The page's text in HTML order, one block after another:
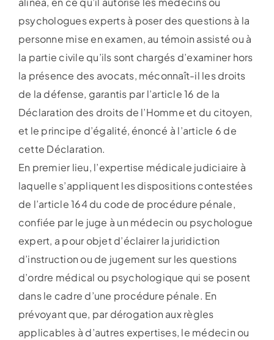
psychologues experts à poser des questions à la
personne mise en examen, au témoin assisté ou à
la partie civile qu’ils sont chargés d’examiner hors
la présence des avocats, méconnaît-il les droits
de la défense, garantis par l’article 16 de la
Déclaration des droits de l’Homme et du citoyen,
et le principe d’égalité, énoncé à l’article 6 de
cette Déclaration.
En premier lieu, l’expertise médicale judiciaire à
laquelle s’appliquent les dispositions contestées
de l’article 164 du code de procédure pénale,
confiée par le juge à un médecin ou psychologue
expert, a pour objet d’éclairer la juridiction
d’instruction ou de jugement sur les questions
d’ordre médical ou psychologique qui se posent
dans le cadre d’une procédure pénale. En
prévoyant que, par dérogation aux règles
applicables à d’autres expertises, le médecin ou